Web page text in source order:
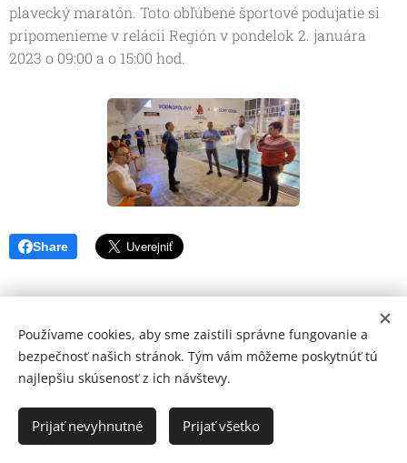
plavecký maratón. Toto obľúbené športové podujatie si
pripomenieme v relácii Región v pondelok 2. januára
2023 o 09:00 a o 15:00 hod.
Share
© 2026 Mediálna a kultúrna spoločnosť Topoľčany, s.r.o.
Ochrana osobných údajov
www.kulturato.sk
Cookies
Používame cookies, aby sme zaistili správne fungovanie a
bezpečnosť našich stránok. Tým vám môžeme poskytnúť tú
najlepšiu skúsenosť z ich návštevy.
Prijať nevyhnutné Prijať všetko